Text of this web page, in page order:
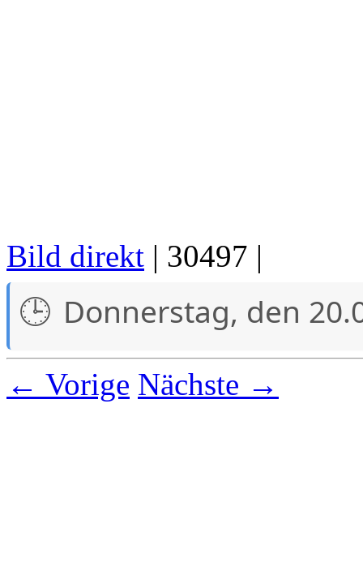
Bild direkt | 30497 |
Donnerstag, den
← Vorige Nächste →